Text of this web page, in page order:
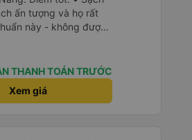
ấn tượng và họ rất
này - không được
thấy sự chú trọng
đáng tin cậy: WiFi
chuyến đi. • Tùy chọn
đây cũng là lần đầu
THANH TOÁN TRƯỚC
Xem giá